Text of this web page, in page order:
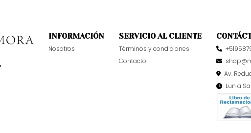
INFORMACIÓN
Nosotros
SERVICIO AL CLIENTE
Términos y condiciones
Contacto
Av.
Lun a